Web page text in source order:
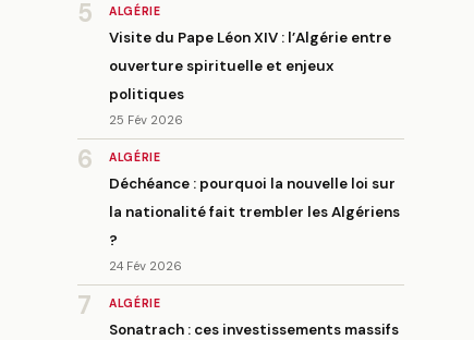
5 ALGÉRIE
Visite du Pape Léon XIV : l’Algérie entre
ouverture spirituelle et enjeux
politiques
25 Fév 2026
6 ALGÉRIE
Déchéance : pourquoi la nouvelle loi sur
la nationalité fait trembler les Algériens
?
24 Fév 2026
7 ALGÉRIE
Sonatrach : ces investissements massifs